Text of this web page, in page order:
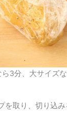
3分、大サイズ
を取り、切り込